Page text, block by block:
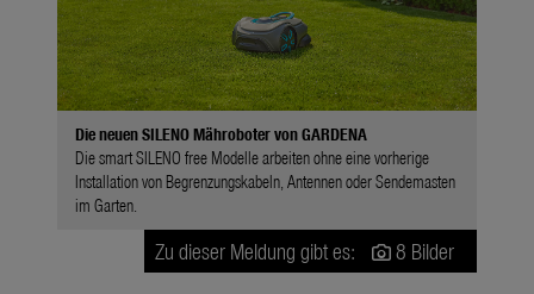
Die neuen SILENO Mähroboter von GARDENA
Die smart SILENO free Modelle arbeiten ohne eine vorherige
Installation von Begrenzungskabeln, Antennen oder Sendemasten
im Garten.
Zu dieser Meldung gibt es: 8 Bilder